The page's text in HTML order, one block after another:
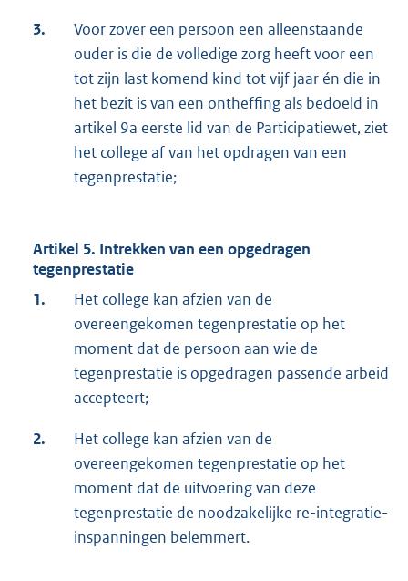
3.
Voor zover een persoon een alleenstaande
ouder is die de volledige zorg heeft voor een
tot zijn last komend kind tot vijf jaar én die in
het bezit is van een ontheffing als bedoeld in
artikel 9a eerste lid van de Participatiewet, ziet
het college af van het opdragen van een
tegenprestatie;
Artikel 5. Intrekken van een opgedragen
tegenprestatie
1.
Het college kan afzien van de
overeengekomen tegenprestatie op het
moment dat de persoon aan wie de
tegenprestatie is opgedragen passende arbeid
accepteert;
2.
Het college kan afzien van de
overeengekomen tegenprestatie op het
moment dat de uitvoering van deze
tegenprestatie de noodzakelijke re-integratie-
inspanningen belemmert.